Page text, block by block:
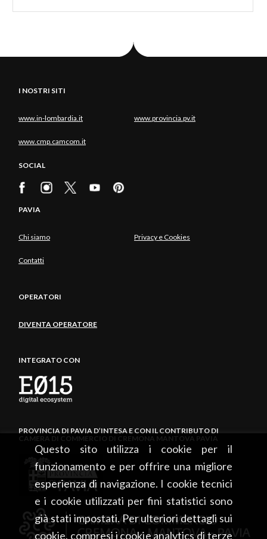
Questo sito utilizza i cookie per il
funzionamento e per offrire una migliore
esperienza di navigazione. I cookie tecnici
e i cookie utilizzati per fini statistici sono
già stati impostati. Per ulteriori dettagli sui
cookie, compresi i cookie analytics di terze
I NOSTRI SITI
www.in-lombardia.it www.provincia.pv.it
www.cmp.camcom.it
SOCIAL
PAVIA
Chi siamo Privacy e Cookies
Contatti
OPERATORI
DIVENTA OPERATORE
INTEGRATO CON
PROVINCIA DI PAVIA D’INTESA E CON IL CONTRIBUTO DI
CAMERA DI COMMERCIO DI CREMONA MANTOVA PAVIA